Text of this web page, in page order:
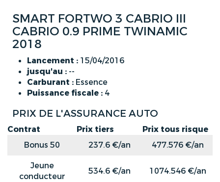
SMART FORTWO 3 CABRIO III
CABRIO 0.9 PRIME TWINAMIC
2018
Lancement : 15/04/2016
jusqu'au : --
Carburant : Essence
Puissance fiscale : 4
PRIX DE L'ASSURANCE AUTO
Contrat Prix tiers
Prix tous risque
Bonus 50
237.6 €/an
477.576 €/an
Jeune
conducteur
534.6 €/an 1074.546 €/an